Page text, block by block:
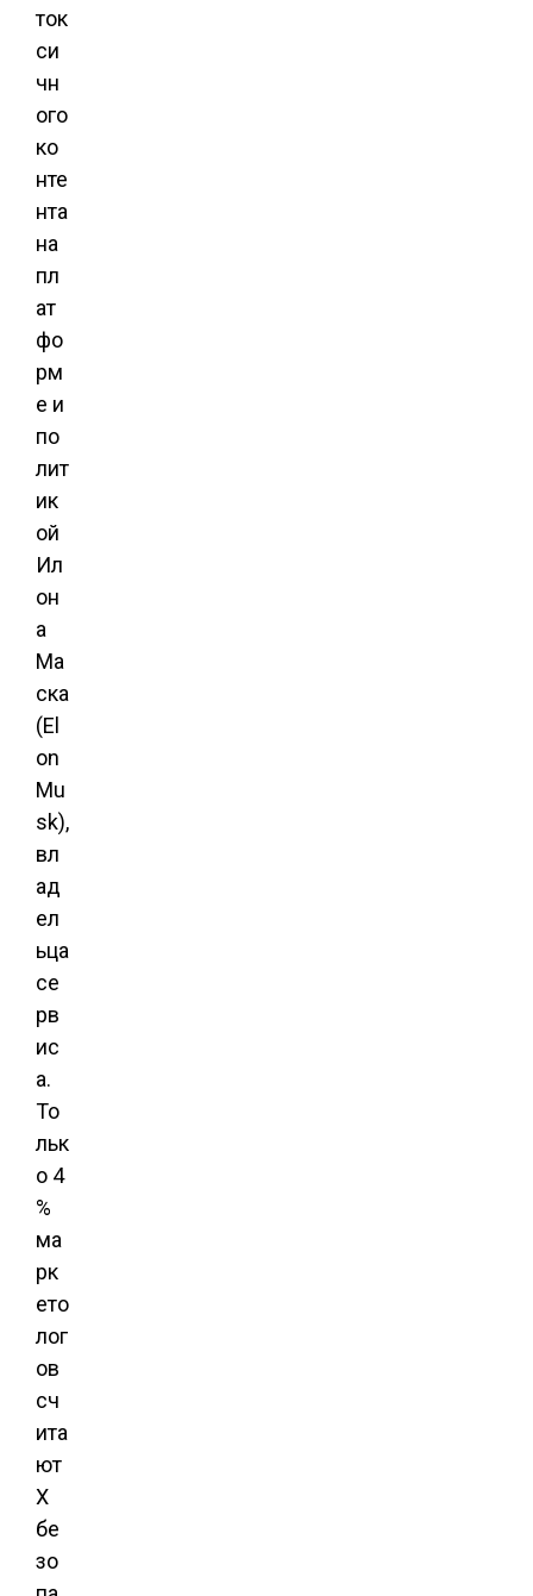
ток
си
чн
ого
ко
нте
нта
на
пл
ат
фо
рм
е и
по
лит
ик
ой
Ил
он
а
Ма
ска
(El
on
Mu
sk),
вл
ад
ел
ьца
се
рв
ис
а.
То
льк
о 4
%
ма
рк
ето
лог
ов
сч
ита
ют
X
бе
зо